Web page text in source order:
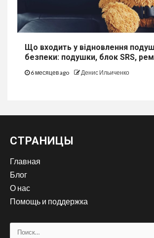
Що входить у відновлення
безпеки: подушки, блок SRS,
6 месяцев ago Денис Ильиченко
СТРАНИЦЫ
Главная
Блог
О нас
Помощь и поддержка
Найти: